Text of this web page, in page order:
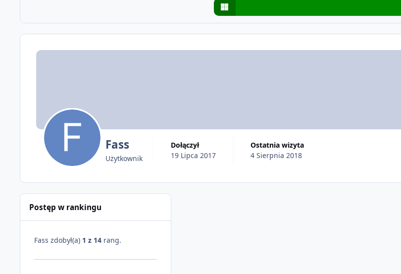
Fass
Użytkownik
Dołączył
19 Lipca 2017
Ostatnia wizyta
4 Sierpnia 2018
Postęp w rankingu
Fass zdobył(a) 1 z 14 rang.